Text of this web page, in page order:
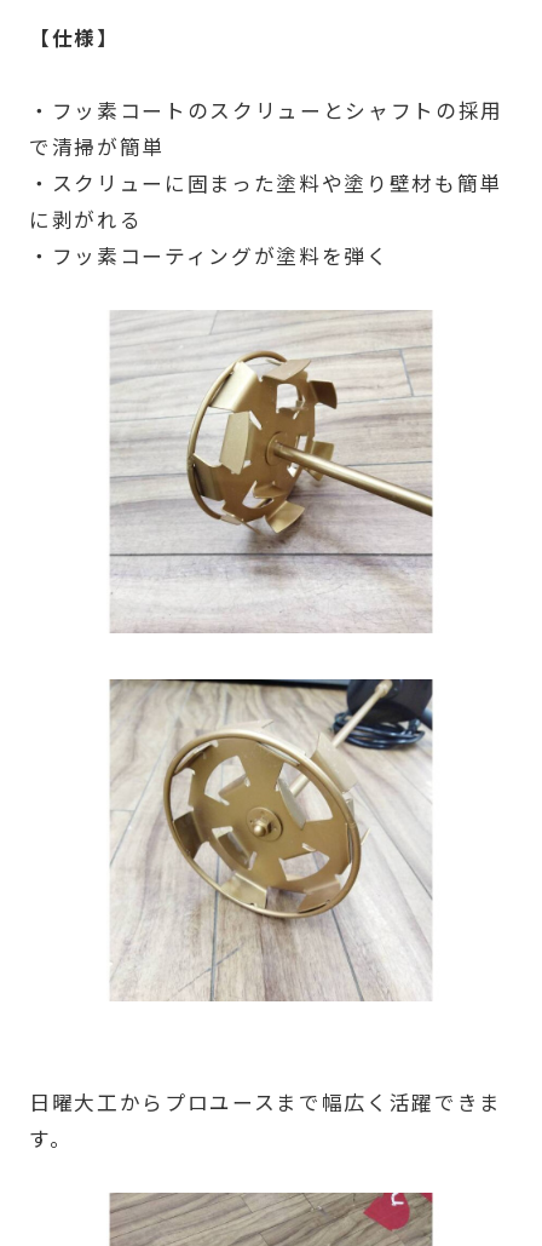
【仕様】
・フッ素コートのスクリューとシャフトの採用
で清掃が簡単
・スクリューに固まった塗料や塗り壁材も簡単
に剥がれる
・フッ素コーティングが塗料を弾く
日曜大工からプロユースまで幅広く活躍できま
す。